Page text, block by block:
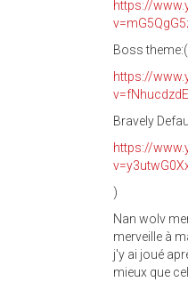
https://
Boss
https://
Bravely
https://
)
Nan wolv
merveille à
j'y ai joué
mieux que